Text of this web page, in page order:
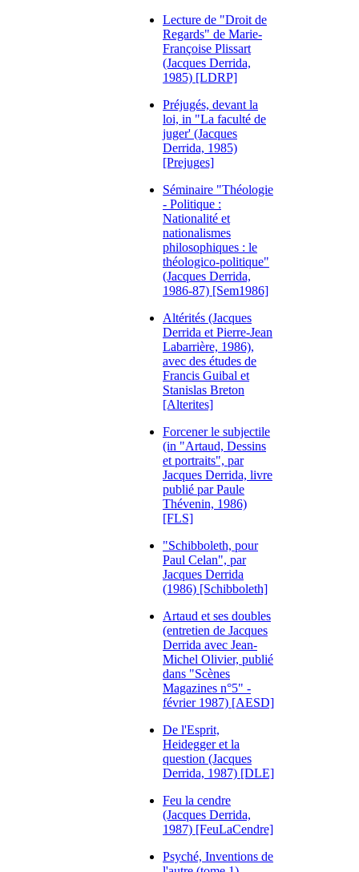
Lecture de "Droit de
Regards" de Marie-
Françoise Plissart
(Jacques Derrida,
1985) [LDRP]
Préjugés, devant la
loi, in "La faculté de
juger' (Jacques
Derrida, 1985)
[Prejuges]
Séminaire "Théologie
- Politique :
Nationalité et
nationalismes
philosophiques : le
théologico-politique"
(Jacques Derrida,
1986-87) [Sem1986]
Altérités (Jacques
Derrida et Pierre-Jean
Labarrière, 1986),
avec des études de
Francis Guibal et
Stanislas Breton
[Alterites]
Forcener le subjectile
(in "Artaud, Dessins
et portraits", par
Jacques Derrida, livre
publié par Paule
Thévenin, 1986)
[FLS]
"Schibboleth, pour
Paul Celan", par
Jacques Derrida
(1986) [Schibboleth]
Artaud et ses doubles
(entretien de Jacques
Derrida avec Jean-
Michel Olivier, publié
dans "Scènes
Magazines n°5" -
février 1987) [AESD]
De l'Esprit,
Heidegger et la
question (Jacques
Derrida, 1987) [DLE]
Feu la cendre
(Jacques Derrida,
1987) [FeuLaCendre]
Psyché, Inventions de